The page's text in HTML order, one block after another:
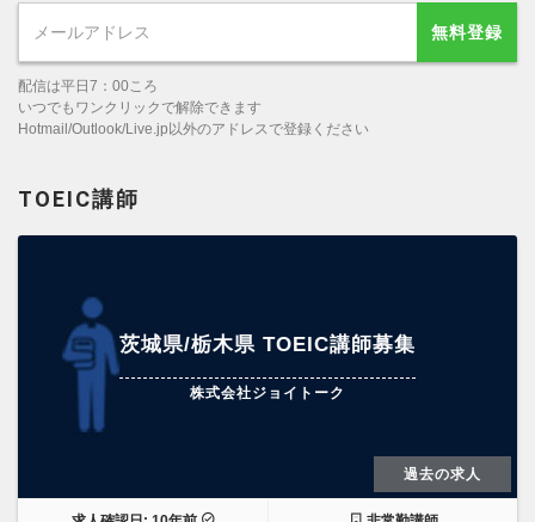
無料登録
配信は平日7：00ころ
いつでもワンクリックで解除できます
Hotmail/Outlook/Live.jp以外のアドレスで登録ください
TOEIC講師
茨城県/栃木県 TOEIC講師募集
株式会社ジョイトーク
過去の求人